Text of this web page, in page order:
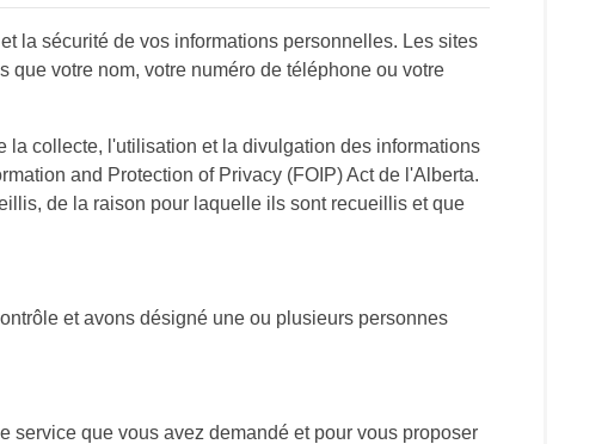
la sécurité de vos informations personnelles. Les sites
votre nom, votre numéro de téléphone ou votre
la collecte, l'utilisation et la divulgation des informations
and Protection of Privacy (FOIP) Act de l'Alberta.
de la raison pour laquelle ils sont recueillis et que
et avons désigné une ou plusieurs personnes
que vous avez demandé et pour vous proposer